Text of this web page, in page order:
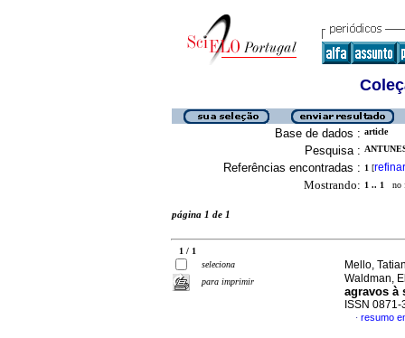
Base de dados : article
Pesquisa :
Referências encontradas : 1 [refinar
Mostrando: 1 .. 1 no
página 1 de 1
1 / 1
seleciona
para imprimir
Mello,
Waldman,
agravos à
ISSN 0871-
· resumo